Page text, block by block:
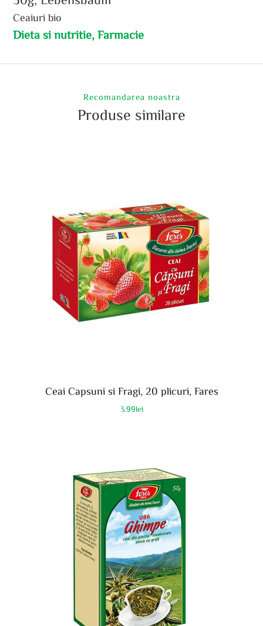
Ceaiuri bio
Dieta si nutritie, Farmacie
Recomandarea noastra
Produse similare
Ceai Capsuni si Fragi, 20 plicuri, Fares
3.99lei